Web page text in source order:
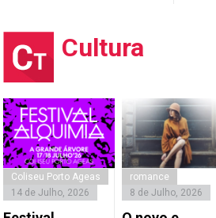
Cultura
Coliseu Porto Ageas
14 de Julho, 2026
romance
8 de Julho, 2026